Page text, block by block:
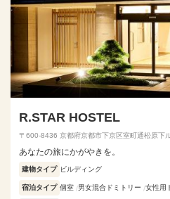
R.STAR HOSTEL
〒600-8436 京都府京都市下京区室町通松原下
あなたの旅にかがやきを。
建物タイプ ビルディング
宿泊タイプ 個室 男女混合ドミトリー 女性用